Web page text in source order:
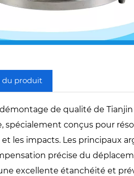
du produit
de qualité de
spécialement conçus pour
et les impacts. Les principaux
précise du
excellente étanchéité et